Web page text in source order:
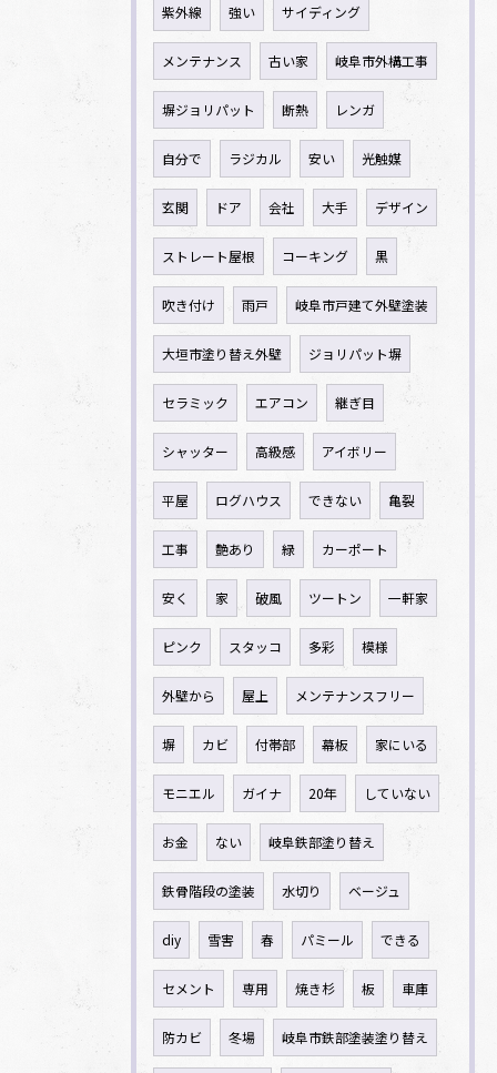
紫外線 強い サイディング
メンテナンス 古い家 岐阜市外構工事
塀ジョリパット 断熱 レンガ
自分で ラジカル 安い 光触媒
玄関 ドア 会社 大手 デザイン
ストレート屋根 コーキング 黒
吹き付け 雨戸 岐阜市戸建て外壁塗装
大垣市塗り替え外壁 ジョリパット塀
セラミック エアコン 継ぎ目
シャッター 高級感 アイボリー
平屋 ログハウス できない 亀裂
工事 艶あり 緑 カーポート
安く 家 破風 ツートン 一軒家
ピンク スタッコ 多彩 模様
外壁から 屋上 メンテナンスフリー
塀 カビ 付帯部 幕板 家にいる
モニエル ガイナ 20年 していない
お金 ない 岐阜鉄部塗り替え
鉄骨階段の塗装 水切り ベージュ
diy 雪害 春 パミール できる
セメント 専用 焼き杉 板 車庫
防カビ 冬場 岐阜市鉄部塗装塗り替え